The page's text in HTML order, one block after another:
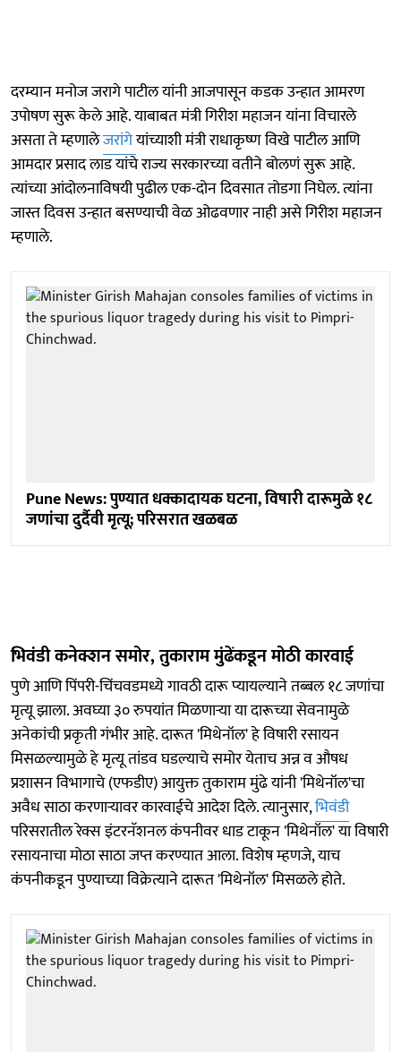
दरम्यान मनोज जरागे पाटील यांनी आजपासून कडक उन्हात आमरण
उपोषण सुरू केले आहे. याबाबत मंत्री गिरीश महाजन यांना विचारले
असता ते म्हणालेजरांगेयांच्याशी मंत्री राधाकृष्ण विखे पाटील आणि
आमदार प्रसाद लाड यांचे राज्य सरकारच्या वतीने बोलणं सुरू आहे.
त्यांच्या आंदोलनाविषयी पुढील एक-दोन दिवसात तोडगा निघेल. त्यांना
जास्त दिवस उन्हात बसण्याची वेळ ओढवणार नाही असे गिरीश महाजन
म्हणाले.
Pune News: पुण्यात धक्कादायक घटना, विषारी दारूमुळे १८
जणांचा दुर्दैवी मृत्यू; परिसरात खळबळ
भिवंडी कनेक्शन समोर, तुकाराम मुंढेंकडून मोठी कारवाई
पुणे आणि पिंपरी-चिंचवडमध्ये गावठी दारू प्यायल्याने तब्बल १८ जणांचा
मृत्यू झाला. अवघ्या ३० रुपयांत मिळणाऱ्या या दारूच्या सेवनामुळे
अनेकांची प्रकृती गंभीर आहे. दारूत 'मिथेनॉल' हे विषारी रसायन
मिसळल्यामुळे हे मृत्यू तांडव घडल्याचे समोर येताच अन्न व औषध
प्रशासन विभागाचे (एफडीए) आयुक्त तुकाराम मुंढे यांनी 'मिथेनॉल'चा
अवैध साठा करणाऱ्यावर कारवाईचे आदेश दिले. त्यानुसार,भिवंडी
परिसरातील रेक्स इंटरनॅशनल कंपनीवर धाड टाकून 'मिथेनॉल' या विषारी
रसायनाचा मोठा साठा जप्त करण्यात आला. विशेष म्हणजे, याच
कंपनीकडून पुण्याच्या विक्रेत्याने दारूत 'मिथेनॉल' मिसळले होते.